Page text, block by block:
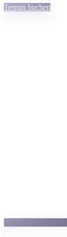
Termin buchen